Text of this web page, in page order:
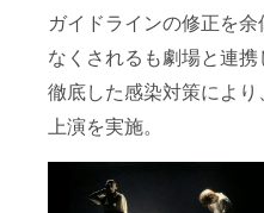
ガイドラインの修正を余
なくされるも劇場と連携
徹底した感染対策により、
上演を実施。